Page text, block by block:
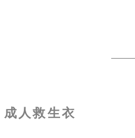
成人救生衣